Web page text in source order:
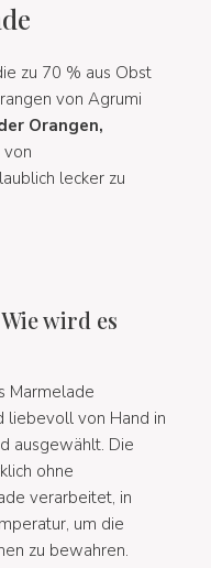
zu 70 % aus Obst
von Agrumi
Orangen,
von
lecker zu
wird es
Marmelade
liebevoll von Hand in
ausgewählt. Die
ohne
verarbeitet, in
um die
zu bewahren.